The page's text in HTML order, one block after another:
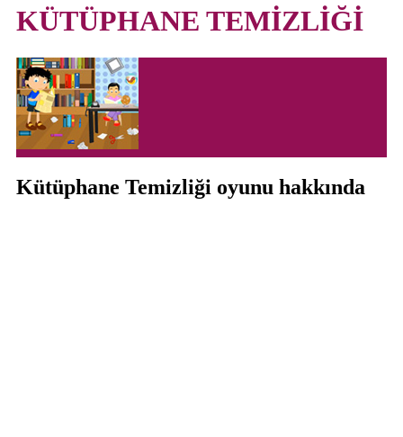
KÜTÜPHANE TEMİZLİĞİ
Kütüphane Temizliği oyunu hakkında